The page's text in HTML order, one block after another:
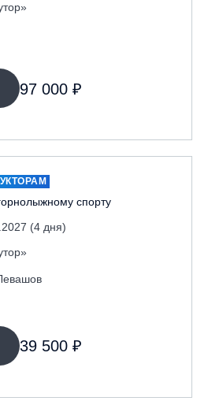
«Горный воздух»
97 000 ₽
спорту
(4 дня)
39 500 ₽